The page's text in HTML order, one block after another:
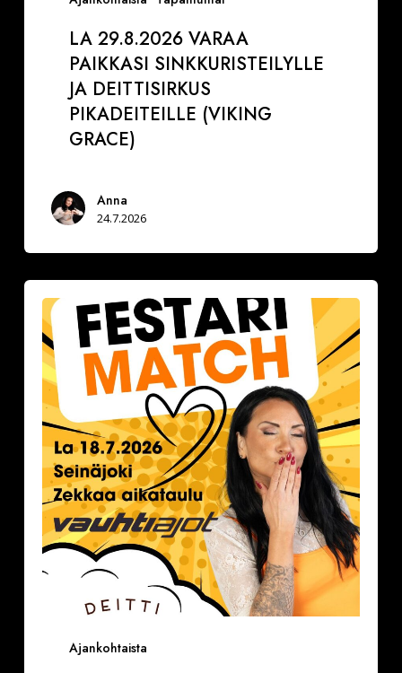
LA 29.8.2026 VARAA
PAIKKASI SINKKURISTEILYLLE
JA DEITTISIRKUS
PIKADEITEILLE (VIKING
GRACE)
Anna
24.7.2026
Ajankohtaista
Deittisirkus
18.7.2026,
klo
16.30-
17.30
VAUHTIAJOT